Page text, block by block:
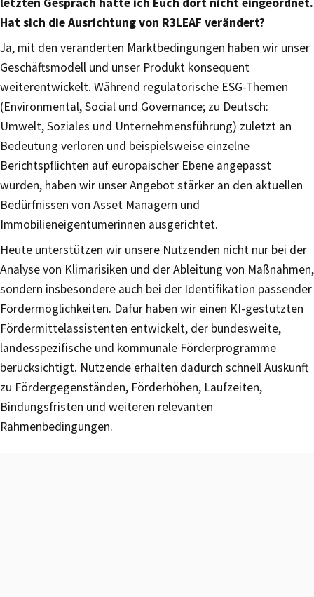
Hat sich die Ausrichtung von R3LEAF verändert?
Ja, mit den veränderten Marktbedingungen haben wir unser
Geschäftsmodell und unser Produkt konsequent
weiterentwickelt. Während regulatorische ESG-Themen
(Environmental, Social und Governance; zu Deutsch:
Umwelt, Soziales und Unternehmensführung) zuletzt an
Bedeutung verloren und beispielsweise einzelne
Berichtspflichten auf europäischer Ebene angepasst
wurden, haben wir unser Angebot stärker an den aktuellen
Bedürfnissen von Asset Managern und
Immobilieneigentümerinnen ausgerichtet.
Heute unterstützen wir unsere Nutzenden nicht nur bei der
Analyse von Klimarisiken und der Ableitung von Maßnahmen,
sondern insbesondere auch bei der Identifikation passender
Fördermöglichkeiten. Dafür haben wir einen KI-gestützten
Fördermittelassistenten entwickelt, der bundesweite,
landesspezifische und kommunale Förderprogramme
berücksichtigt. Nutzende erhalten dadurch schnell Auskunft
zu Fördergegenständen, Förderhöhen, Laufzeiten,
Bindungsfristen und weiteren relevanten
Rahmenbedingungen.